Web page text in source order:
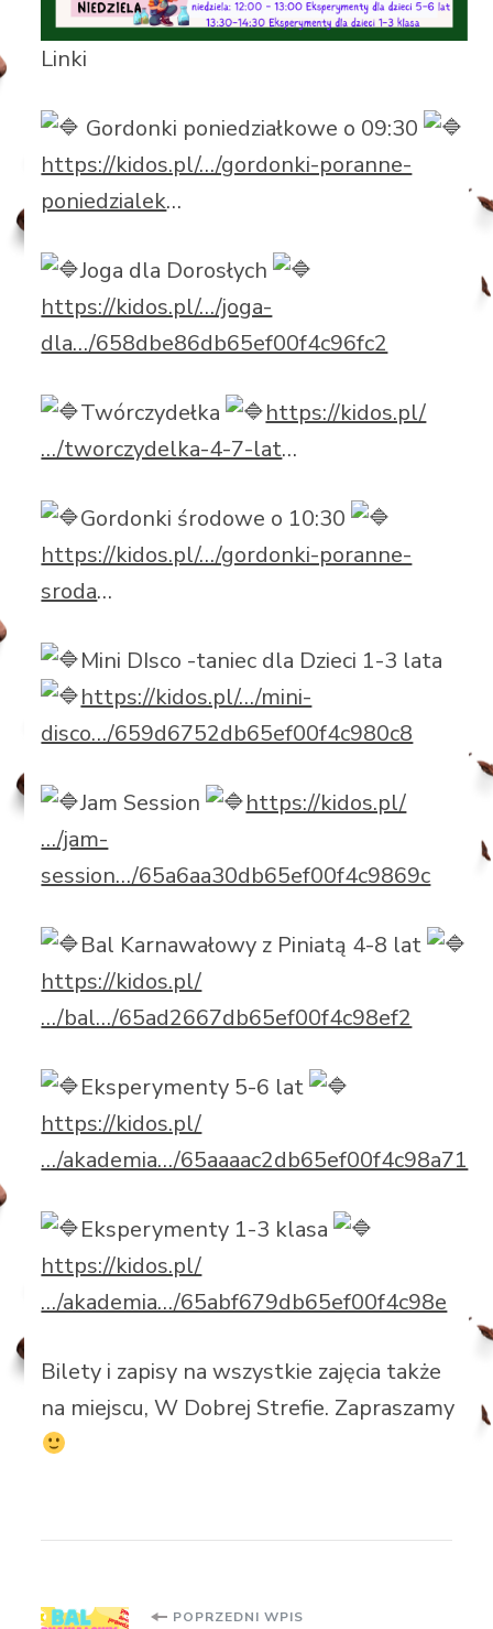
Linki
Gordonki poniedziałkowe o 09:30
https://kidos.pl/…/gordonki-poranne-
poniedzialek…
Joga dla Dorosłych
https://kidos.pl/…/joga-
dla…/658dbe86db65ef00f4c96fc2
Twórczydełka
https://kidos.pl/
…/tworczydelka-4-7-lat…
Gordonki środowe o 10:30
https://kidos.pl/…/gordonki-poranne-
sroda…
Mini DIsco -taniec dla Dzieci 1-3 lata
https://kidos.pl/…/mini-
disco…/659d6752db65ef00f4c980c8
Jam Session
https://kidos.pl/
…/jam-
session…/65a6aa30db65ef00f4c9869c
Bal Karnawałowy z Piniatą 4-8 lat
https://kidos.pl/
…/bal…/65ad2667db65ef00f4c98ef2
Eksperymenty 5-6 lat
https://kidos.pl/
…/akademia…/65aaaac2db65ef00f4c98a71
Eksperymenty 1-3 klasa
https://kidos.pl/
…/akademia…/65abf679db65ef00f4c98e
Bilety i zapisy na wszystkie zajęcia także
na miejscu, W Dobrej Strefie. Zapraszamy
POPRZEDNI WPIS